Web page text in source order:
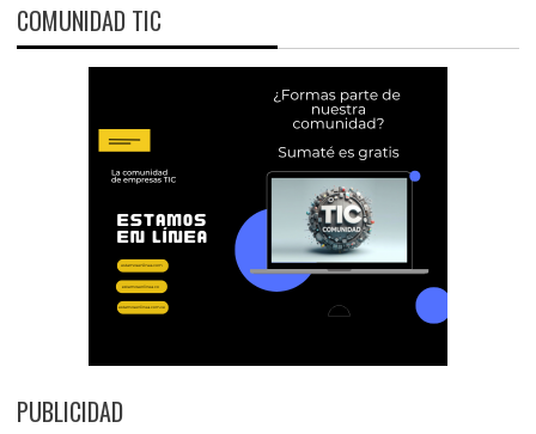
COMUNIDAD TIC
PUBLICIDAD